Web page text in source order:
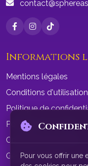
Informations
Mentions légales
Conditions d'utilisation
Politique de
Politique de cookies
Conditions de vente
Gérer les cookies
Pour vous offrir une